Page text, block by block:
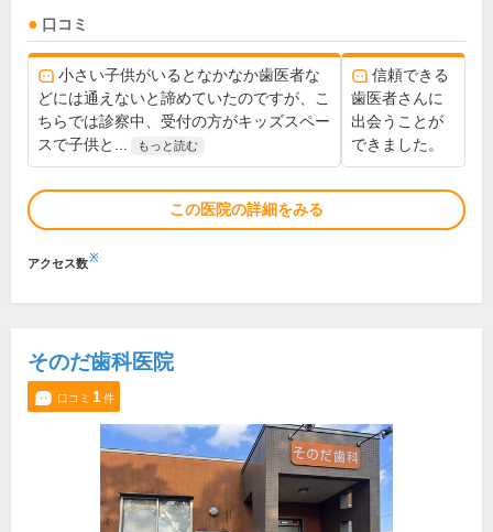
口コミ
小さい子供がいるとなかなか歯医者な
どには通えないと諦めていたのですが、こ
ちらでは診察中、受付の方がキッズスペー
スで子供と...
もっと読む
信頼できる
歯医者さんに
出会うことが
できました。
この医院の詳細をみる
アクセス数※
そのだ歯科医院
口コミ 1件